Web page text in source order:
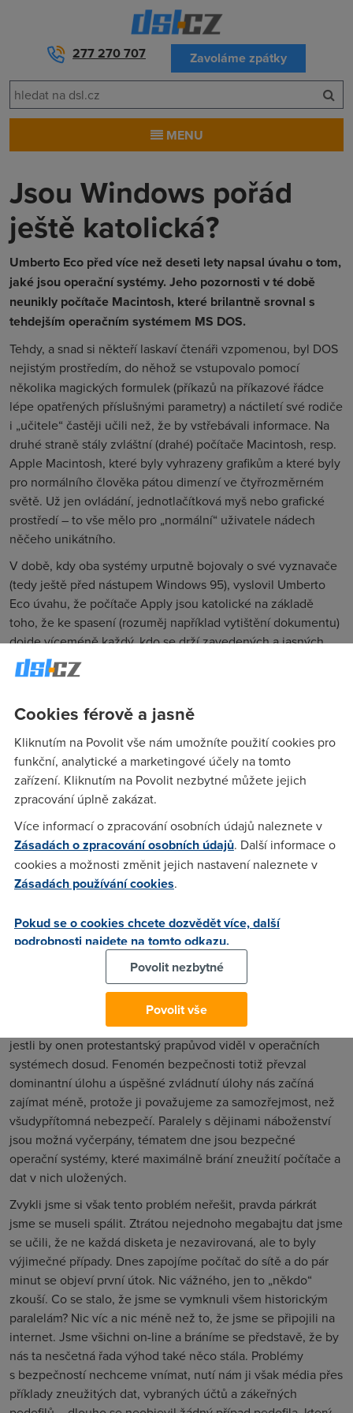
277 270 707 Zavoláme zpátky
MENU
Jsou Windows pořád
ještě katolická?
Umberto Eco před více než deseti lety napsal úvahu o tom,
jaké jsou operační systémy. Jeho pozornosti v té době
neunikly počítače Macintosh, které brilantně srovnal s
tehdejším operačním systémem MS DOS.
Tehdy, a snad si někteří laskaví čtenáři vzpomenou, byl DOS
nejistým prostředím, do něhož se vstupovalo pomocí
několika magických formulek (příkazů na příkazové řádce
lépe opatřených příslušnými parametry) a náctiletí své rodiče
i „učitele“ častěji učili než, že by vstřebávali informace. Na
druhé straně stály zvláštní (drahé) počítače Macintosh, resp.
Apple Macintosh, které byly vyhrazeny grafikům a které byly
pro normálního člověka pátou dimenzí ve čtyřrozměrném
světě. Už jen ovládání, jednotlačítková myš nebo grafické
prostředí – to vše mělo pro „normální“ uživatele nádech
něčeho unikátního.
V době, kdy oba systémy urputně bojovaly o své vyznavače
(tedy ještě před nástupem Windows 95), vyslovil Umberto
Eco úvahu, že počítače Apply jsou katolické na základě
toho, že ke spasení (rozuměj například vytištění dokumentu)
dojde víceméně každý, kdo se drží zavedených a jasných
postupů – katechetismu. Experimenty se nekonají, protože
jich není potřeba.
Naproti tomu DOS byl prostředím mnohem náročnějším,
který pomáhali „zlidštit“ nejrůznější souborové managery a
jiné utility, aby se nemuselo jít na dřeň příkazové řádky.
Prostředím, ve kterém zdaleka ne každý dospěl ke „spasení“
a ve kterém strohost černé obrazovky skutečně mohla
připomínat interiéry protestantských kostelů v německém
Lübecku.
O pár let později velký Eco učinil krátkou poznámku, ve
které odebral Microsoftu vedení protestantských sborů –
předal ji Linuxu,a verzím MS Windows 95 a 98 předal úlohu
obřady a uvnitř protestantský základ, který nějaký definitivní
výsledek rozhodně nezaručuje.
Otázkou je, co by Umberto Eco psal dnes. Jakou historickou
paralelu by viděl ve stávajícím stavu, kdy se vládnoucí
Windows XP pokusila vytlačit novější verze Windows Vista.
A přiznejme si, že v tom byly úspěšná jen do určité míry. A
jestli by onen protestantský prapůvod viděl v operačních
systémech dosud. Fenomén bezpečnosti totiž převzal
dominantní úlohu a úspěšné zvládnutí úlohy nás začíná
zajímat méně, protože ji považujeme za samozřejmost, než
všudypřítomná nebezpečí. Paralely s dějinami náboženství
jsou možná vyčerpány, tématem dne jsou bezpečné
operační systémy, které maximálně brání zneužití počítače a
dat v nich uložených.
Zvykli jsme si však tento problém neřešit, pravda párkrát
jsme se museli spálit. Ztrátou nejednoho megabajtu dat jsme
se učili, že ne každá disketa je nezavirovaná, ale to byly
výjimečné případy. Dnes zapojíme počítač do sítě a do pár
minut se objeví první útok. Nic vážného, jen to „někdo“
zkouší. Co se stalo, že jsme se vymknuli všem historickým
paralelám? Nic víc a nic méně než to, že jsme se připojili na
internet. Jsme všichni on-line a bráníme se představě, že by
nás ta nesčetná řada výhod také něco stála. Problémy
s bezpečností nechceme vnímat, nutí nám ji však média přes
příklady zneužitých dat, vybraných účtů a zákeřných
Cookies férově a jasně
Kliknutím na Povolit vše nám umožníte použití cookies pro
funkční, analytické a marketingové účely na tomto
zařízení. Kliknutím na Povolit nezbytné můžete jejich
zpracování úplně zakázat.
Více informací o zpracování osobních údajů naleznete v
Zásadách o zpracování osobních údajů. Další informace o
cookies a možnosti změnit jejich nastavení naleznete v
Zásadách používání cookies.
Pokud se o cookies chcete dozvědět více, další
podrobnosti najdete na tomto odkazu.
Povolit nezbytné
Povolit vše